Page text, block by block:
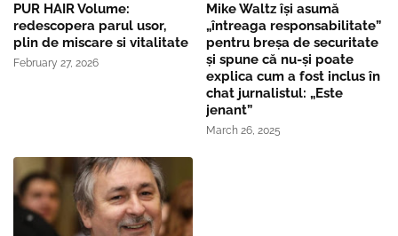
PUR HAIR Volume:
redescopera parul usor,
plin de miscare si vitalitate
February 27, 2026
Mike Waltz îşi asumă
„întreaga responsabilitate”
pentru breşa de securitate
și spune că nu-și poate
explica cum a fost inclus în
chat jurnalistul: „Este
jenant”
March 26, 2025